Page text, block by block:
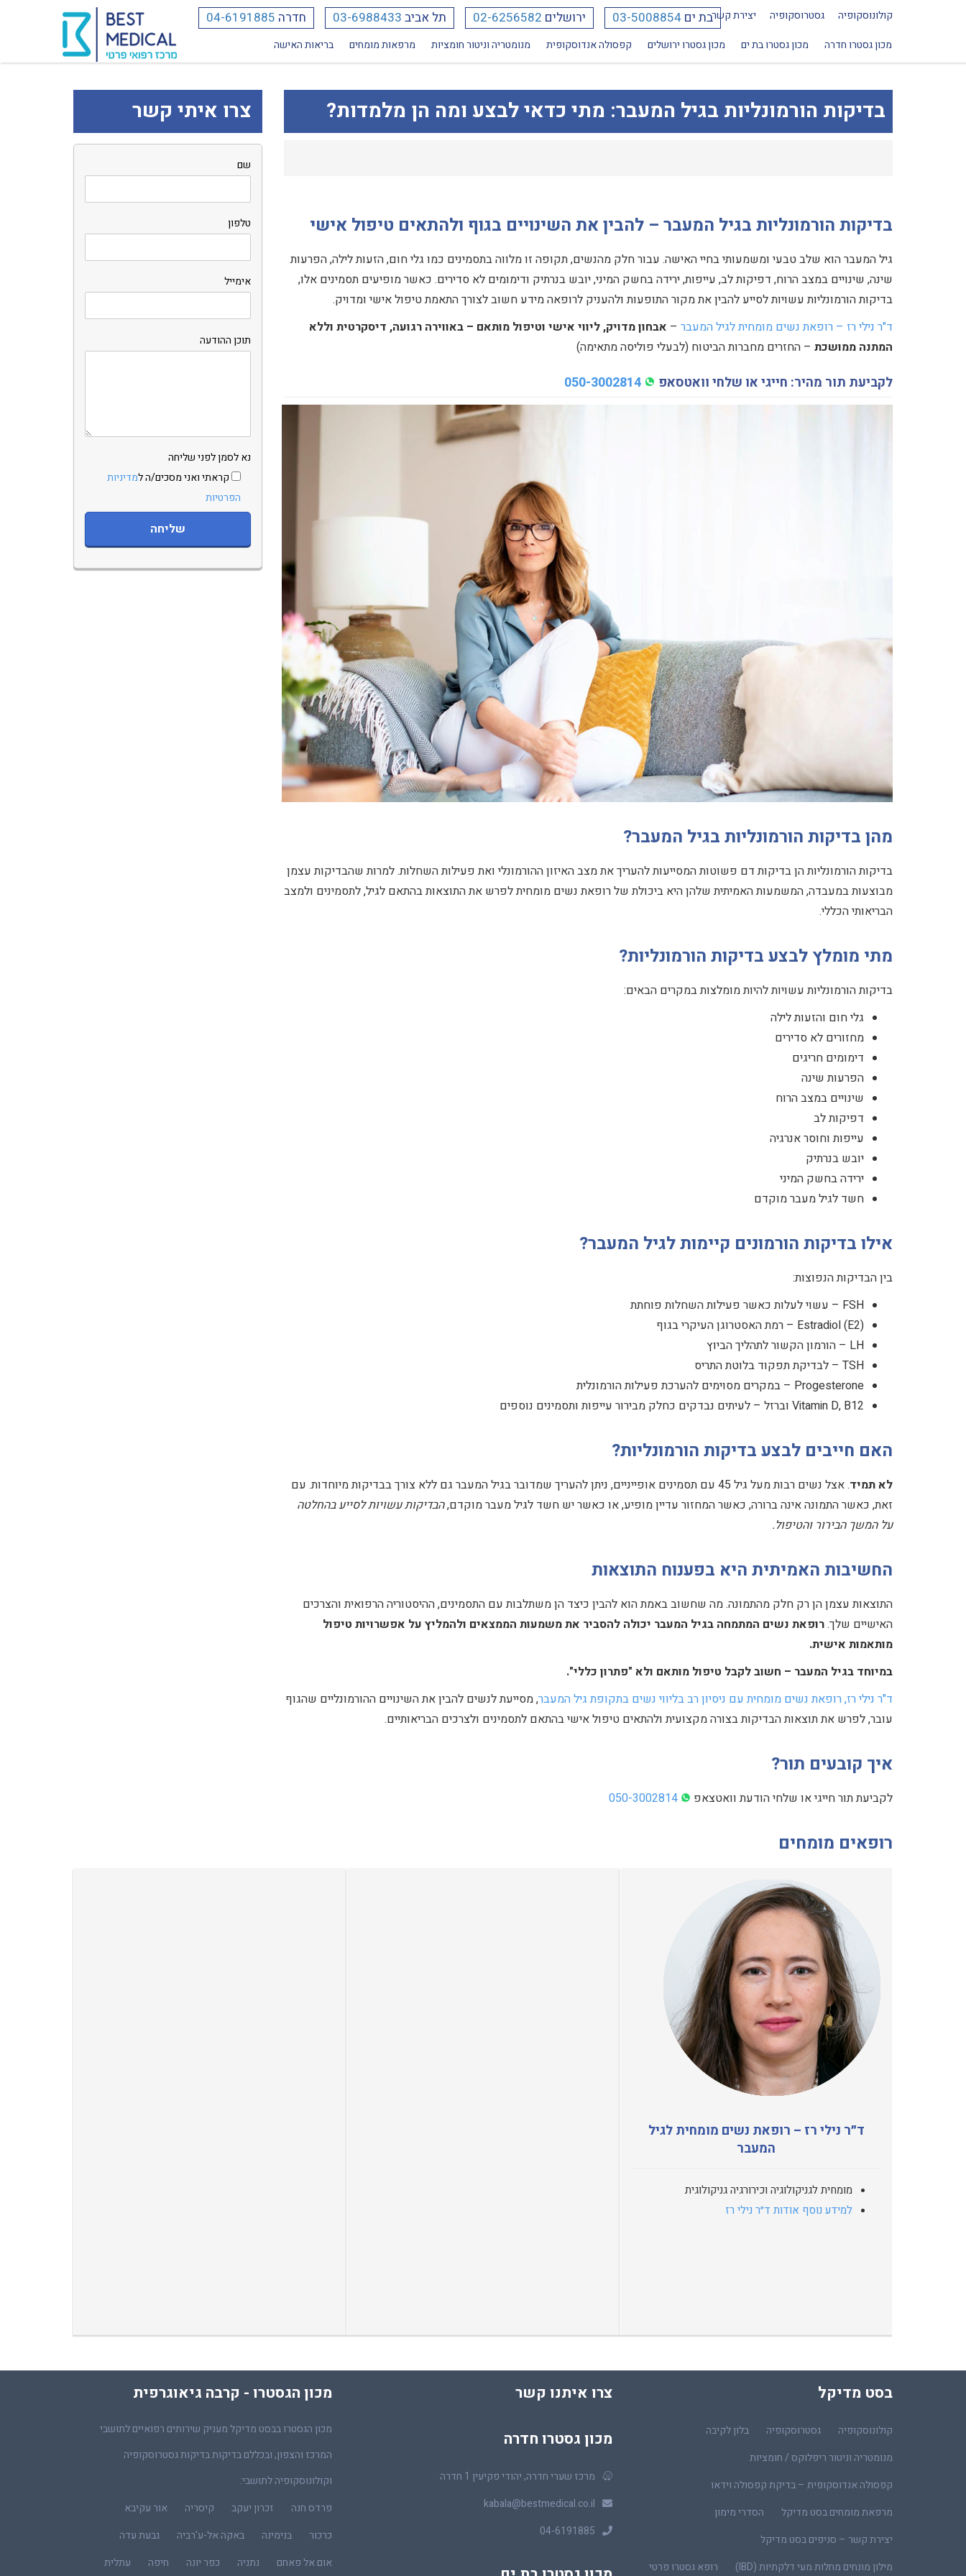
קולונוסקופיה גסטרוסקופיה יצירת קשר חדרה 04-6191885 תל אביב 03-6988433 ירושלים 02-6256582 בת ים 03-5008854
מכון גסטרו חדרה מכון גסטרו בת ים מכון גסטרו ירושלים קפסולה אנדוסקופית מנומטריה וניטור חומציות מרפאות מומחים בריאות האישה
בדיקות הורמונליות בגיל המעבר: מתי כדאי לבצע ומה הן מלמדות?
בדיקות הורמונליות בגיל המעבר – להבין את השינויים בגוף ולהתאים טיפול אישי
גיל המעבר הוא שלב טבעי ומשמעותי בחיי האישה. עבור חלק מהנשים, תקופה זו מלווה בתסמינים כמו גלי חום, הזעות לילה, הפרעות
שינה, שינויים במצב הרוח, דפיקות לב, עייפות, ירידה בחשק המיני, יובש בנרתיק ודימומים לא סדירים. כאשר מופיעים תסמינים אלו,
בדיקות הורמונליות עשויות לסייע להבין את מקור התופעות ולהעניק לרופאה מידע חשוב לצורך התאמת טיפול אישי ומדויק.
ד"ר נילי רז – רופאת נשים מומחית לגיל המעבר – אבחון מדויק, ליווי אישי וטיפול מותאם – באווירה רגועה, דיסקרטית וללא
המתנה ממושכת – החזרים מחברות הביטוח (לבעלי פוליסה מתאימה)
לקביעת תור מהיר: חייגי או שלחי וואטסאפ 050-3002814
מהן בדיקות הורמונליות בגיל המעבר?
בדיקות הורמונליות הן בדיקות דם פשוטות המסייעות להעריך את מצב האיזון ההורמונלי ואת פעילות השחלות. למרות שהבדיקות עצמן
מבוצעות במעבדה, המשמעות האמיתית שלהן היא ביכולת של רופאת נשים מומחית לפרש את התוצאות בהתאם לגיל, לתסמינים ולמצב
הבריאותי הכללי.
מתי מומלץ לבצע בדיקות הורמונליות?
בדיקות הורמונליות עשויות להיות מומלצות במקרים הבאים:
גלי חום והזעות לילה
מחזורים לא סדירים
דימומים חריגים
הפרעות שינה
שינויים במצב הרוח
דפיקות לב
עייפות וחוסר אנרגיה
יובש בנרתיק
ירידה בחשק המיני
חשד לגיל מעבר מוקדם
אילו בדיקות הורמונים קיימות לגיל המעבר?
בין הבדיקות הנפוצות:
FSH – עשוי לעלות כאשר פעילות השחלות פוחתת
Estradiol (E2) – רמת האסטרוגן העיקרי בגוף
LH – הורמון הקשור לתהליך הביוץ
TSH – לבדיקת תפקוד בלוטת התריס
Progesterone – במקרים מסוימים להערכת פעילות הורמונלית
Vitamin D, B12 וברזל – לעיתים נבדקים כחלק מבירור עייפות ותסמינים נוספים
האם חייבים לבצע בדיקות הורמונליות?
לא תמיד
. אצל נשים רבות מעל גיל 45 עם תסמינים אופייניים, ניתן להעריך שמדובר בגיל המעבר גם ללא צורך בבדיקות מיוחדות. עם
זאת, כאשר התמונה אינה ברורה, כאשר המחזור עדיין מופיע, או כאשר יש חשד לגיל מעבר מוקדם,הבדיקות עשויות לסייע בהחלטה
על המשך הבירור והטיפול.
החשיבות האמיתית היא בפענוח התוצאות
התוצאות עצמן הן רק חלק מהתמונה. מה שחשוב באמת הוא להבין כיצד הן משתלבות עם התסמינים, ההיסטוריה הרפואית והצרכים
האישיים שלך.רופאת נשים המתמחה בגיל המעבר יכולה להסביר את משמעות הממצאים ולהמליץ על אפשרויות טיפול
מותאמות אישית.
במיוחד בגיל המעבר – חשוב לקבל טיפול מותאם ולא "פתרון כללי".
ד"ר נילי רז, רופאת נשים מומחית עם ניסיון רב בליווי נשים בתקופת גיל המעבר, מסייעת לנשים להבין את השינויים ההורמונליים שהגוף
עובר, לפרש את תוצאות הבדיקות בצורה מקצועית ולהתאים טיפול אישי בהתאם לתסמינים ולצרכים הבריאותיים.
איך קובעים תור?
לקביעת תור חייגי או שלחי הודעת וואטצאפ 050-3002814
רופאים מומחים
צרו איתי קשר
שם
טלפון
אימייל
תוכן ההודעה
נא לסמן לפני שליחה
קראתי ואני מסכים/ה למדיניות
הפרטיות
ד״ר נילי רז – רופאת נשים מומחית לגיל
המעבר
מומחית לגניקולוגיה וכירורגיה גניקולוגית
למידע נוסף אודות ד״ר נילי רז
מכון הגסטרו - קרבה גיאוגרפית
מכון הגסטרו בבסט מדיקל מעניק שירותים רפואיים לתושבי
המרכז והצפון, ובכללם בדיקות בדיקות גסטרוסקופיה
וקולונוסקופיה לתושבי:
פרדס חנה
זכרון יעקב קיסריה
אור עקיבא
כרכור
בנימינה באקה אל-ע'רביה
גבעת עדה
אום אל פאחם
נתניה כפר יונה חיפה עתלית
צרו איתנו קשר
מכון גסטרו חדרה
מרכז שערי חדרה, יהודי פקיעין 1 חדרה
kabala@bestmedical.co.il
04-6191885
בסט מדיקל
קולונוסקופיה גסטרוסקופיה
בלון לקיבה
מנומטריה וניטור ריפלוקס / חומציות
קפסולה אנדוסקופית – בדיקת קפסולה וידאו
מרפאת מומחים בסט מדיקל
הסדרי מימון
יצירת קשר – סניפים בסט מדיקל
מילון מונחים מחלות מעי דלקתיות (IBD)
רופא גסטרו פרטי